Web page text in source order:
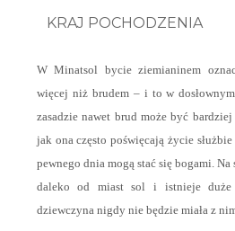
KRAJ POCHODZENIA
W Minatsol bycie ziemianinem
więcej niż brudem – i to w
zasadzie nawet brud może być
jak ona często poświęcają życie
pewnego dnia mogą stać się bogami.
daleko od miast sol i istnieje duże
dziewczyna nigdy nie będzie miała z